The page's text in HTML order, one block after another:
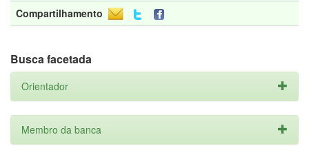
Compartilhamento
Busca facetada
Orientador
Membro da banca